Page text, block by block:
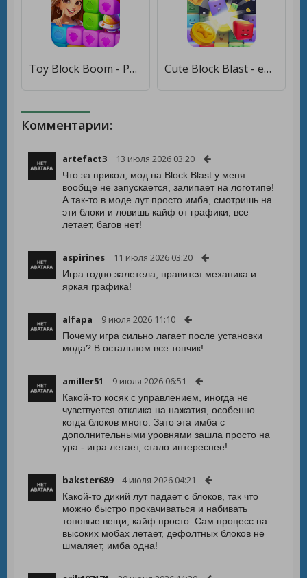
Toy Block Boom - Puzzle Blast [Бесплатные покупки] Cute Block Blast - emoji block [Много денег]
Комментарии:
artefact3 13 июля 2026 03:20
Что за прикол, мод на Block Blast у меня
вообще не запускается, залипает на логотипе!
А так-то в моде лут просто имба, смотришь на
эти блоки и ловишь кайф от графики, все
летает, багов нет!
aspirines 11 июля 2026 03:20
Игра годно залетела, нравится механика и
яркая графика!
alfapa 9 июля 2026 11:10
Почему игра сильно лагает после установки
мода? В остальном все топчик!
amiller51 9 июля 2026 06:51
Какой-то косяк с управлением, иногда не
чувствуется отклика на нажатия, особенно
когда блоков много. Зато эта имба с
дополнительными уровнями зашла просто на
ура - игра летает, стало интереснее!
bakster689 4 июля 2026 04:21
Какой-то дикий лут падает с блоков, так что
можно быстро прокачиваться и набивать
топовые вещи, кайф просто. Сам процесс на
высоких мобах летает, дефолтных блоков не
шмаляет, имба одна!